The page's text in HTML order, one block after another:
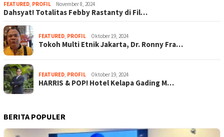
FEATURED, PROFIL November 8, 2024
Dahsyat! Totalitas Febby Rastanty di Fil…
FEATURED, PROFIL Oktober 19, 2024
Tokoh Multi Etnik Jakarta, Dr. Ronny Fra…
FEATURED, PROFIL Oktober 19, 2024
HARRIS & POP! Hotel Kelapa Gading M…
BERITA POPULER